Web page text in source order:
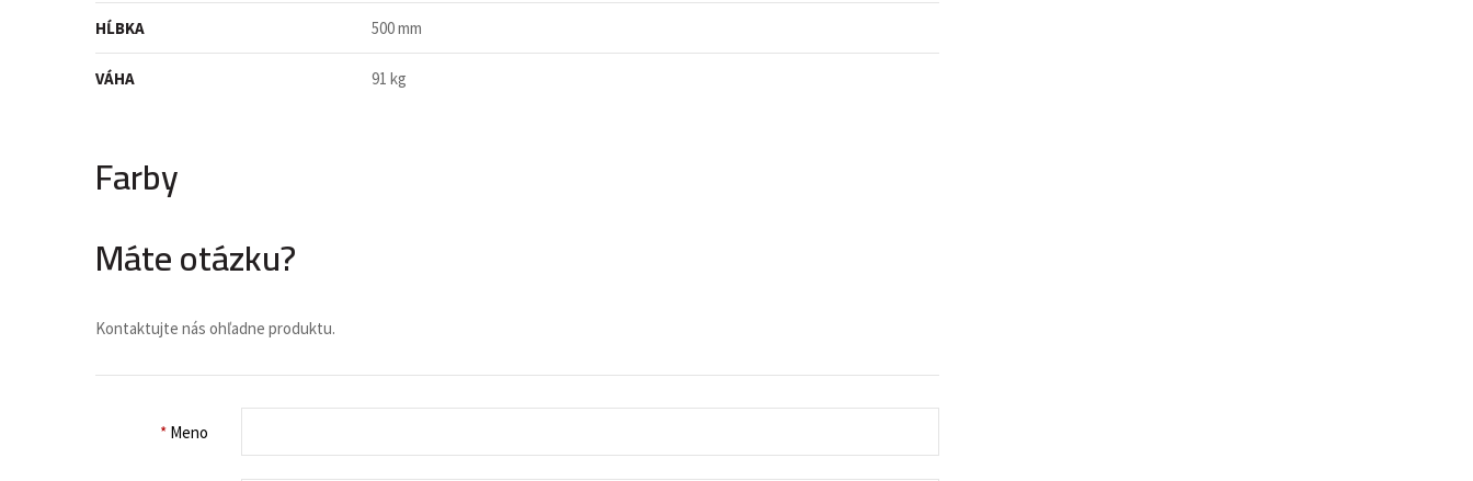
HĹBKA 500 mm
VÁHA 91 kg
Farby
Máte otázku?
Kontaktujte nás ohľadne produktu.
* Meno